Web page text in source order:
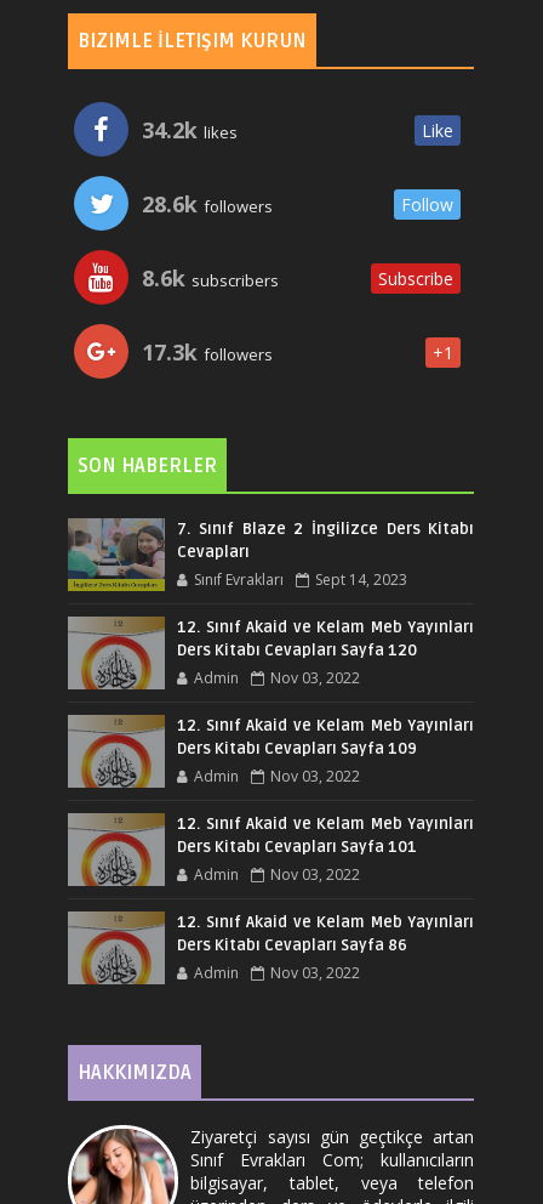
BIZIMLE İLETIŞIM KURUN
34.2k likes Like
28.6k followers Follow
8.6k subscribers Subscribe
17.3k followers +1
SON HABERLER
7. Sınıf Blaze 2 İngilizce Ders Kitabı
Cevapları
Sınıf Evrakları Sept 14, 2023
12. Sınıf Akaid ve Kelam Meb Yayınları
Ders Kitabı Cevapları Sayfa 120
Admin Nov 03, 2022
12. Sınıf Akaid ve Kelam Meb Yayınları
Ders Kitabı Cevapları Sayfa 109
Admin Nov 03, 2022
12. Sınıf Akaid ve Kelam Meb Yayınları
Ders Kitabı Cevapları Sayfa 101
Admin Nov 03, 2022
12. Sınıf Akaid ve Kelam Meb Yayınları
Ders Kitabı Cevapları Sayfa 86
Admin Nov 03, 2022
HAKKIMIZDA
Ziyaretçi sayısı gün geçtikçe artan
Sınıf Evrakları Com; kullanıcıların
bilgisayar, tablet, veya telefon